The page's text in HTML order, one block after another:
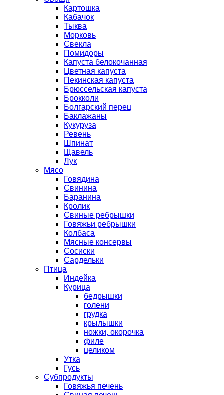
Картошка
Кабачок
Тыква
Морковь
Свекла
Помидоры
Капуста белокочанная
Цветная капуста
Пекинская капуста
Брюссельская капуста
Брокколи
Болгарский перец
Баклажаны
Кукуруза
Ревень
Шпинат
Щавель
Лук
Мясо
Говядина
Свинина
Баранина
Кролик
Свиные ребрышки
Говяжьи ребрышки
Колбаса
Мясные консервы
Сосиски
Сардельки
Птица
Индейка
Курица
бедрышки
голени
грудка
крылышки
ножки, окорочка
филе
целиком
Утка
Гусь
Субпродукты
Говяжья печень